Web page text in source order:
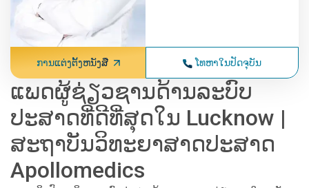
ການແຕ່ງຕັ້ງຫນັງສື ໂທຫາໃນປັດຈຸບັນ
ແພດຜູ້ຊ່ຽວຊານດ້ານລະບົບ
ປະສາດທີ່ດີທີ່ສຸດໃນ Lucknow |
ສະຖາບັນວິທະຍາສາດປະສາດ
Apollomedics